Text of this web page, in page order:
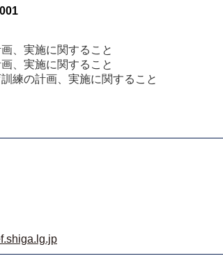
、実施に関すること
、実施に関すること
練の計画、実施に関すること